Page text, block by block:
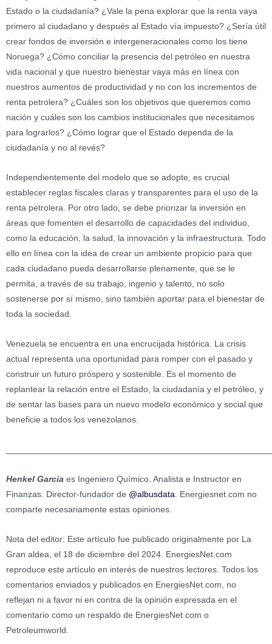
Estado o la ciudadanía? ¿Vale la pena explorar que la renta vaya
primero al ciudadano y después al Estado vía impuesto? ¿Sería útil
crear fondos de inversión e intergeneracionales como los tiene
Noruega? ¿Cómo conciliar la presencia del petróleo en nuestra
vida nacional y que nuestro bienestar vaya más en línea con
nuestros aumentos de productividad y no con los incrementos de
renta petrolera? ¿Cuáles son los objetivos que queremos como
nación y cuáles son los cambios institucionales que necesitamos
para lograrlos? ¿Cómo lograr que el Estado dependa de la
ciudadanía y no al revés?
Independientemente del modelo que se adopte, es crucial
establecer reglas fiscales claras y transparentes para el uso de la
renta petrolera. Por otro lado, se debe priorizar la inversión en
áreas que fomenten el desarrollo de capacidades del individuo,
como la educación, la salud, la innovación y la infraestructura. Todo
ello en línea con la idea de crear un ambiente propicio para que
cada ciudadano pueda desarrollarse plenamente, que se le
permita, a través de su trabajo, ingenio y talento, no solo
sostenerse por sí mismo, sino también aportar para el bienestar de
toda la sociedad.
Venezuela se encuentra en una encrucijada histórica. La crisis
actual representa una oportunidad para romper con el pasado y
construir un futuro próspero y sostenible. Es el momento de
replantear la relación entre el Estado, la ciudadanía y el petróleo, y
de sentar las bases para un nuevo modelo económico y social que
beneficie a todos los venezolanos.
Henkel García es Ingeniero Químico. Analista e Instructor en
Finanzas. Director-fundador de @albusdata . Energiesnet.com no
comparte necesariamente estas opiniones.
Nota del editor: Este artículo fue publicado originalmente por La
Gran aldea, el 18 de diciembre del 2024. EnergiesNet.com
reproduce este artículo en interés de nuestros lectores. Todos los
comentarios enviados y publicados en EnergiesNet.com, no
reflejan ni a favor ni en contra de la opinión expresada en el
comentario como un respaldo de EnergiesNet.com o
Petroleumworld.